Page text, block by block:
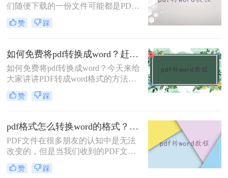
们随便下载的一份文件可能都是PDF
格式的，当你想要复制里面的内容或
者是直接使用时，就会发现PDF格式
将pdf转换成word格式，那么电脑pdf
如何转换成word格式呢？今日小编为
大家解答这个让很多人好奇的问题。
赞 踩
如何免费将pdf转换成word？赶紧参考一下本文中的在线方法吧！
如何免费将pdf转换成word？今天来给
大家讲讲PDF转成word格式的方法，
在工作中我们经常会遇到这样的问
题，相信很多人都苦格式转换已久，
赞 踩
pdf格式怎么转换word的格式？教你五种好用的方法！
PDF文件在很多朋友的认知中是无法
改变的，但是当我们收到的PDF文件
出现问题时，如何编辑和改变文件中
的内容呢？事实上，只要你掌握了一
赞 踩